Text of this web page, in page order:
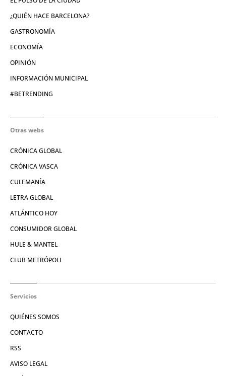
¿QUIÉN HACE BARCELONA?
GASTRONOMÍA
ECONOMÍA
OPINIÓN
INFORMACIÓN MUNICIPAL
#BETRENDING
Otras webs
CRÓNICA GLOBAL
CRÓNICA VASCA
CULEMANÍA
LETRA GLOBAL
ATLÁNTICO HOY
CONSUMIDOR GLOBAL
HULE & MANTEL
CLUB METRÓPOLI
Servicios
QUIÉNES SOMOS
CONTACTO
RSS
AVISO LEGAL